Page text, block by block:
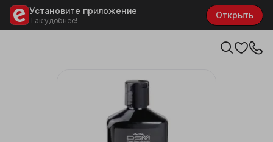
Установите приложение
Так удобнее!
Открыть